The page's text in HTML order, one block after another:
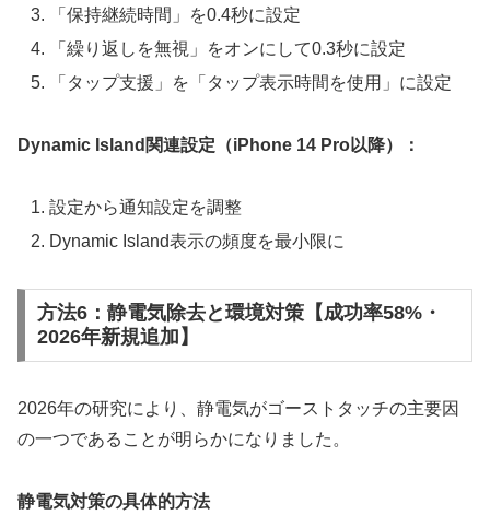
「保持継続時間」を0.4秒に設定
「繰り返しを無視」をオンにして0.3秒に設定
「タップ支援」を「タップ表示時間を使用」に設定
Dynamic Island関連設定（iPhone 14 Pro以降）：
設定から通知設定を調整
Dynamic Island表示の頻度を最小限に
方法6：静電気除去と環境対策【成功率58%・
2026年新規追加】
2026年の研究により、静電気がゴーストタッチの主要因
の一つであることが明らかになりました。
静電気対策の具体的方法